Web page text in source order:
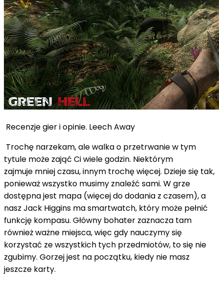
Recenzje gier i opinie. Leech Away
Trochę narzekam, ale walka o przetrwanie w tym
tytule może zająć Ci wiele godzin. Niektórym
zajmuje mniej czasu, innym trochę więcej. Dzieje się tak,
ponieważ wszystko musimy znaleźć sami. W grze
dostępna jest mapa (więcej do dodania z czasem), a
nasz Jack Higgins ma smartwatch, który może pełnić
funkcję kompasu. Główny bohater zaznacza tam
również ważne miejsca, więc gdy nauczymy się
korzystać ze wszystkich tych przedmiotów, to się nie
zgubimy. Gorzej jest na początku, kiedy nie masz
jeszcze karty.